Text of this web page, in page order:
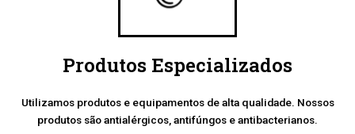
Produtos Especializados
Utilizamos produtos e equipamentos de alta qualidade. Nossos
produtos são antialérgicos, antifúngos e antibacterianos.